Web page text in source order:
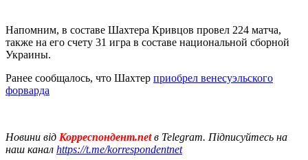
Напомним, в составе Шахтера Кривцов провел 224 матча,
также на его счету 31 игра в составе национальной сборной
Украины.
Ранее сообщалось, что Шахтер приобрел венесуэльского
форварда
Новини від Корреспондент.netв Telegram. Підписуйтесь на
наш канал https://t.me/korrespondentnet